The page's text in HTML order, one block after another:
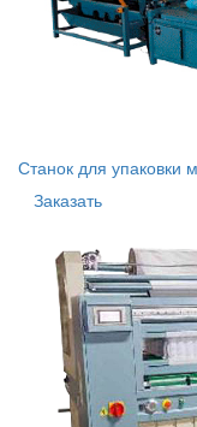
Станок для упаковки
Заказать